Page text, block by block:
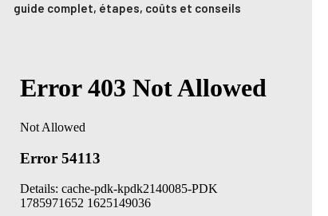
guide complet, étapes, coûts et conseils